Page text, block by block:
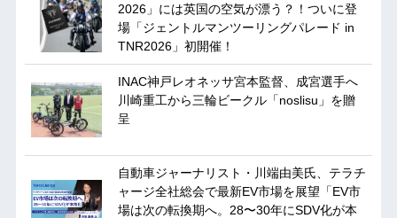
2026」には英国の空気が漂う？！ついに登
場「ジェントルマンツーリングパレード in
TNR2026」初開催！
INAC神戸レオネッサ宮本監督、成宮選手へ
川崎重工から三輪ビークル「noslisu」を贈
呈
自動車ジャーナリスト・川端由美氏、テラチ
ャージ全社総会で最新EV市場を展望「EV市
場は次の転換期へ。28〜30年にSDV化が本